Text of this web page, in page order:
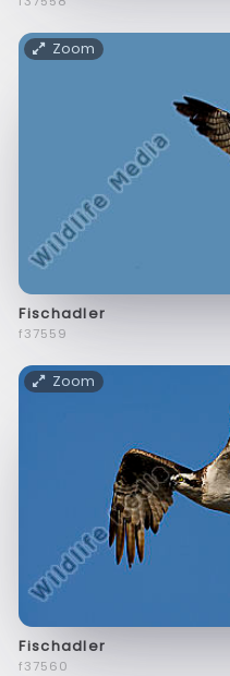
Zoom
Fischadler
f37559
Zoom
Fischadler
f37560